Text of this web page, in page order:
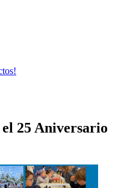
el 25 Aniversario